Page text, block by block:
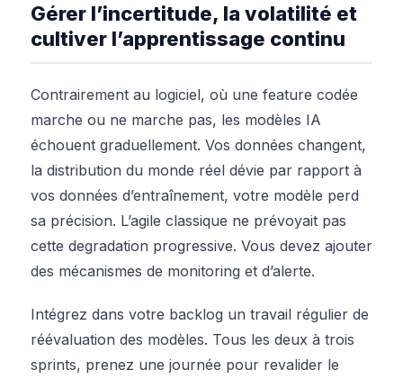
Gérer l’incertitude, la volatilité et
cultiver l’apprentissage continu
Contrairement au logiciel, où une feature codée
marche ou ne marche pas, les modèles IA
échouent graduellement. Vos données changent,
la distribution du monde réel dévie par rapport à
vos données d’entraînement, votre modèle perd
sa précision. L’agile classique ne prévoyait pas
cette degradation progressive. Vous devez ajouter
des mécanismes de monitoring et d’alerte.
Intégrez dans votre backlog un travail régulier de
réévaluation des modèles. Tous les deux à trois
sprints, prenez une journée pour revalider le